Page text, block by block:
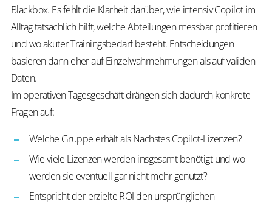
Blackbox. Es fehlt die Klarheit darüber, wie intensiv Copilot im
Alltag tatsächlich hilft, welche Abteilungen messbar profitieren
und wo akuter Trainingsbedarf besteht. Entscheidungen
basieren dann eher auf Einzelwahrnehmungen als auf validen
Daten.
Im operativen Tagesgeschäft drängen sich dadurch konkrete
Fragen auf:
Welche Gruppe erhält als Nächstes Copilot-Lizenzen?
Wie viele Lizenzen werden insgesamt benötigt und wo
werden sie eventuell gar nicht mehr genutzt?
Entspricht der erzielte ROI den ursprünglichen